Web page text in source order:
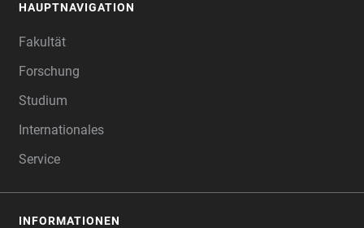
HAUPTNAVIGATION
Fakultät
Forschung
Studium
Internationales
Service
INFORMATIONEN